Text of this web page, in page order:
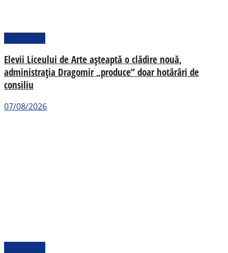
Elevii Liceului de Arte așteaptă o clădire nouă,
administrația Dragomir „produce” doar hotărâri de
consiliu
07/08/2026